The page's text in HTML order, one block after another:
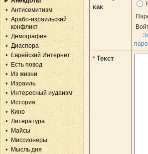
Антисемитизм
Арабо-израильский
конфликт
Демография
Диаспора
Еврейский Интернет
Есть повод
Из жизни
Израиль
Интересный иудаизм
История
Кино
Литература
Майсы
Миссионеры
Мысль дня
как
* Текст